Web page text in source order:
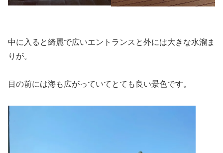
中に入ると綺麗で広いエントランスと外には大きな水溜ま
りが。
目の前には海も広がっていてとても良い景色です。